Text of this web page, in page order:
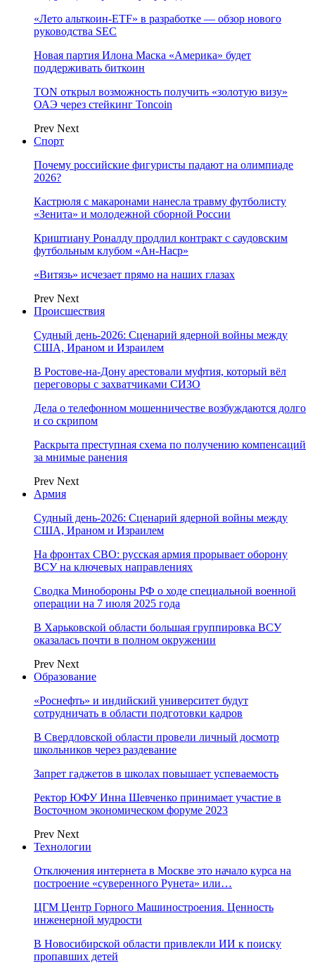
«Лето альткоин-ETF» в разработке — обзор нового
руководства SEC
Новая партия Илона Маска «Америка» будет
поддерживать биткоин
TON открыл возможность получить «золотую визу»
ОАЭ через стейкинг Toncoin
Prev Next
Спорт
Почему российские фигуристы падают на олимпиаде
2026?
Кастрюля с макаронами нанесла травму футболисту
«Зенита» и молодежной сборной России
Криштиану Роналду продлил контракт с саудовским
футбольным клубом «Ан-Наср»
«Витязь» исчезает прямо на наших глазах
Prev Next
Происшествия
Судный день-2026: Сценарий ядерной войны между
США, Ираном и Израилем
В Ростове-на-Дону арестовали муфтия, который вёл
переговоры с захватчиками СИЗО
Дела о телефонном мошенничестве возбуждаются долго
и со скрипом
Раскрыта преступная схема по получению компенсаций
за мнимые ранения
Prev Next
Армия
Судный день-2026: Сценарий ядерной войны между
США, Ираном и Израилем
На фронтах СВО: русская армия прорывает оборону
ВСУ на ключевых направлениях
Сводка Минобороны РФ о ходе специальной военной
операции на 7 июля 2025 года
В Харьковской области большая группировка ВСУ
оказалась почти в полном окружении
Prev Next
Образование
«Роснефть» и индийский университет будут
сотрудничать в области подготовки кадров
В Свердловской области провели личный досмотр
школьников через раздевание
Запрет гаджетов в школах повышает успеваемость
Ректор ЮФУ Инна Шевченко принимает участие в
Восточном экономическом форуме 2023
Prev Next
Технологии
Отключения интернета в Москве это начало курса на
построение «суверенного Рунета» или…
ЦГМ Центр Горного Машиностроения. Ценность
инженерной мудрости
В Новосибирской области привлекли ИИ к поиску
пропавших детей